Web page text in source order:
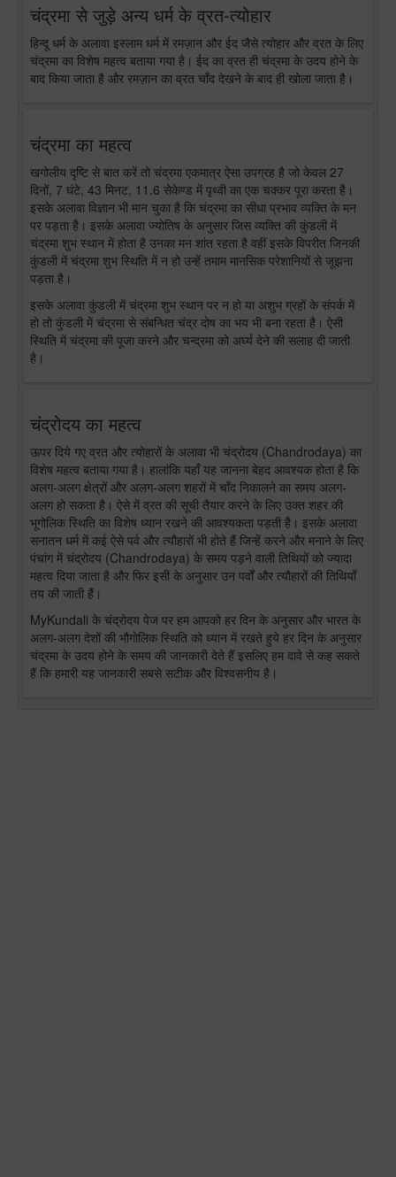
चंद्रमा से जुड़े अन्य धर्म के व्रत-त्योहार
हिन्दू धर्म के अलावा इस्लाम धर्म में रमज़ान और ईद जैसे त्योहार और व्रत के लिए
चंद्रमा का विशेष महत्व बताया गया है। ईद का व्रत ही चंद्रमा के उदय होने के
बाद किया जाता है और रमज़ान का व्रत चाँद देखने के बाद ही खोला जाता है।
चंद्रमा का महत्व
खगोलीय दृष्टि से बात करें तो चंद्रमा एकमात्र ऐसा उपग्रह है जो केवल 27
दिनों, 7 घंटे, 43 मिनट, 11.6 सेकेण्ड में पृथ्वी का एक चक्कर पूरा करता है।
इसके अलावा विज्ञान भी मान चुका है कि चंद्रमा का सीधा प्रभाव व्यक्ति के मन
पर पड़ता है। इसके अलावा ज्योतिष के अनुसार जिस व्यक्ति की कुंडली में
चंद्रमा शुभ स्थान में होता है उनका मन शांत रहता है वहीं इसके विपरीत जिनकी
कुंडली में चंद्रमा शुभ स्थिति में न हो उन्हें तमाम मानसिक परेशानियों से जूझना
पड़ता है।
इसके अलावा कुंडली में चंद्रमा शुभ स्थान पर न हो या अशुभ ग्रहों के संपर्क में
हो तो कुंडली में चंद्रमा से संबन्धित चंद्र दोष का भय भी बना रहता है। ऐसी
स्थिति में चंद्रमा की पूजा करने और चन्द्रमा को अर्घ्य देने की सलाह दी जाती
है।
चंद्रोदय का महत्व
ऊपर दिये गए व्रत और त्योहारों के अलावा भी चंद्रोदय (Chandrodaya) का
विशेष महत्व बताया गया है। हालांकि यहाँ यह जानना बेहद आवश्यक होता है कि
अलग-अलग क्षेत्रों और अलग-अलग शहरों में चाँद निकालने का समय अलग-
अलग हो सकता है। ऐसे में व्रत की सूची तैयार करने के लिए उक्त शहर की
भूगोलिक स्थिति का विशेष ध्यान रखने की आवश्यकता पड़ती है। इसके अलावा
सनातन धर्म में कई ऐसे पर्व और त्यौहारों भी होते हैं जिन्हें करने और मनाने के लिए
पंचांग में चंद्रोदय (Chandrodaya) के समय पड़ने वाली तिथियों को ज्यादा
महत्व दिया जाता है और फिर इसी के अनुसार उन पर्वों और त्यौहारों की तिथियाँ
तय की जाती हैं।
MyKundali के चंद्रोदय पेज पर हम आपको हर दिन के अनुसार और भारत के
अलग-अलग देशों की भौगोलिक स्थिति को ध्यान में रखते हुये हर दिन के अनुसार
चंद्रमा के उदय होने के समय की जानकारी देते हैं इसलिए हम दावे से कह सकते
हैं कि हमारी यह जानकारी सबसे सटीक और विश्वसनीय है।